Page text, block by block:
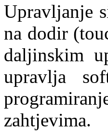
Upravljanje
na dodir
daljinskim
upravlja
zahtjevima.